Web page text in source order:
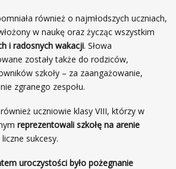
również o najmłodszych uczniach,
w naukę oraz życząc wszystkim
i radosnych wakacji. Słowa
zostały także do rodziców,
szkoły – za zaangażowanie,
zgranego zespołu.
uczniowie klasy VIII, którzy w
reprezentowali szkołę na arenie
sukcesy.
uroczystości było pożegnanie